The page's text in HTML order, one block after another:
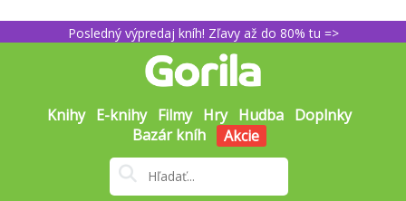
Posledný výpredaj kníh! Zľavy až do 80% tu =>
Knihy E-knihy Filmy Hry Hudba Doplnky
Bazár kníh
Akcie